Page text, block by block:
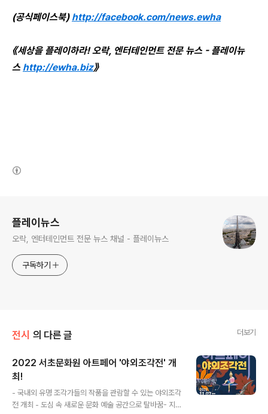
(공식페이스북) http://facebook.com/news.ewha
《세상을 플레이하라! 오락, 엔터테인먼트 전문 뉴스 - 플레이뉴
스 http://ewha.biz》
플레이뉴스
오락, 엔터테인먼트 전문 뉴스 채널 - 플레이뉴스
구독하기
전시 의 다른 글 더보기
2022 서초문화원 아트페어 '야외조각전' 개
최!
- 국내외 유명 조각가들의 작품을 관람할 수 있는 야외조각
전 개최 - 도심 속 새로운 문화 예술 공간으로 탈바꿈- 지친